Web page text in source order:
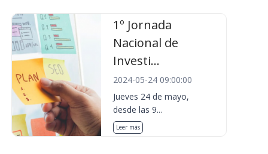
1º Jornada
Nacional de
Investi...
2024-05-24 09:00:00
Jueves 24 de mayo,
desde las 9...
Leer más